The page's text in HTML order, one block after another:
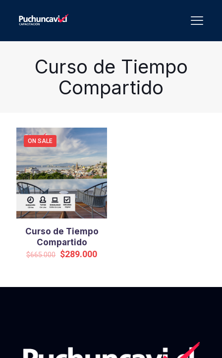
Curso de Tiempo
Compartido
ON SALE
Curso de Tiempo
Compartido
$665.000 Original
$289.000Current